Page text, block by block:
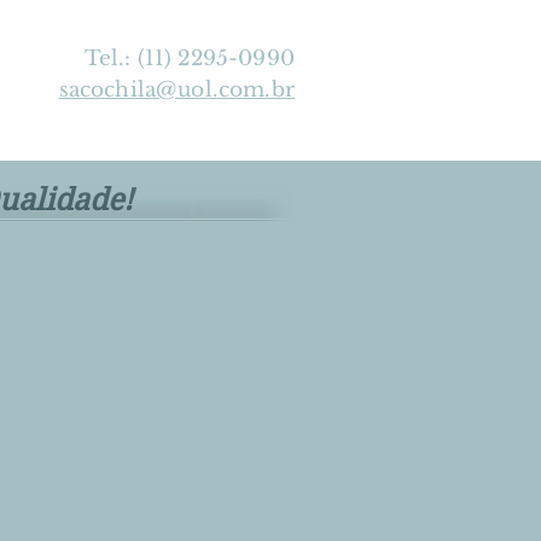
Tel.: (11) 2295-0990
sacochila@uol.com.br